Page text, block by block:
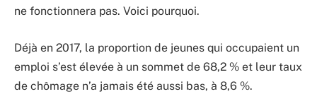
ne fonctionnera pas. Voici pourquoi.
Déjà en 2017, la proportion de jeunes qui occupaient un
emploi s’est élevée à un sommet de 68,2 % et leur taux
de chômage n’a jamais été aussi bas, à 8,6 %.